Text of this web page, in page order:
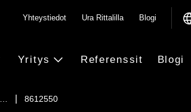
8612550
Yritys Referenssit Blogi
Yhteystiedot Ura Rittalilla Blogi